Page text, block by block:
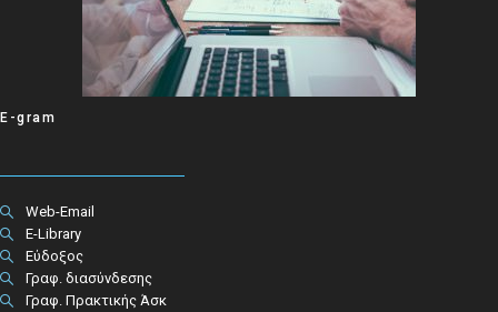
E-gram
Web-Email
E-Library
Εύδοξος
Γραφ. διασύνδεσης
Γραφ. Πρακτικής Άσκ